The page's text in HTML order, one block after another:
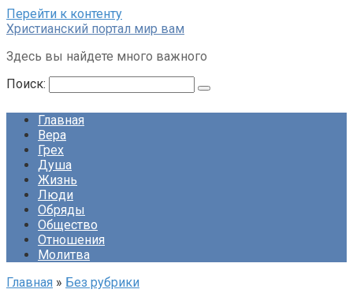
Перейти к контенту
Христианский портал мир вам
Здесь вы найдете много важного
Поиск:
Главная
Вера
Грех
Душа
Жизнь
Люди
Обряды
Общество
Отношения
Молитва
Главная » Без рубрики